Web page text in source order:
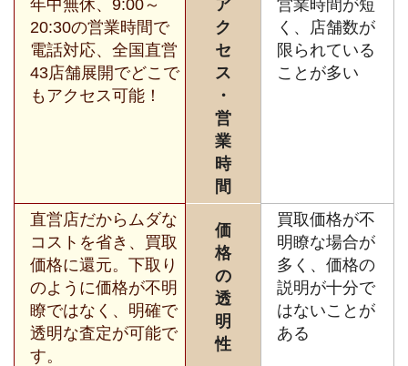
年中無休、9:00～
20:30の営業時間で
電話対応、全国直営
43店舗展開でどこで
もアクセス可能！
ア
ク
セ
ス
・
営
業
時
間
営業時間が短
く、店舗数が
限られている
ことが多い
直営店だからムダな
コストを省き、買取
価格に還元。下取り
のように価格が不明
瞭ではなく、明確で
透明な査定が可能で
す。
価
格
の
透
明
性
買取価格が不
明瞭な場合が
多く、価格の
説明が十分で
はないことが
ある